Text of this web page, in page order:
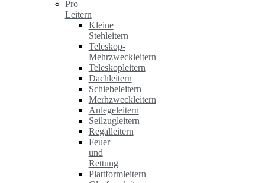
Pro
Leitern
Kleine
Stehleitern
Teleskop-
Mehrzweckleitern
Teleskopleitern
Dachleitern
Schiebeleitern
Merhzweckleitern
Anlegeleitern
Seilzugleitern
Regalleitern
Feuer
und
Rettung
Plattformleitern